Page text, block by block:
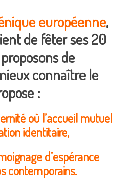
européenne,
de fêter ses 20
de
connaître le
:
où l’accueil mutuel
identitaire,
d’espérance
contemporains.